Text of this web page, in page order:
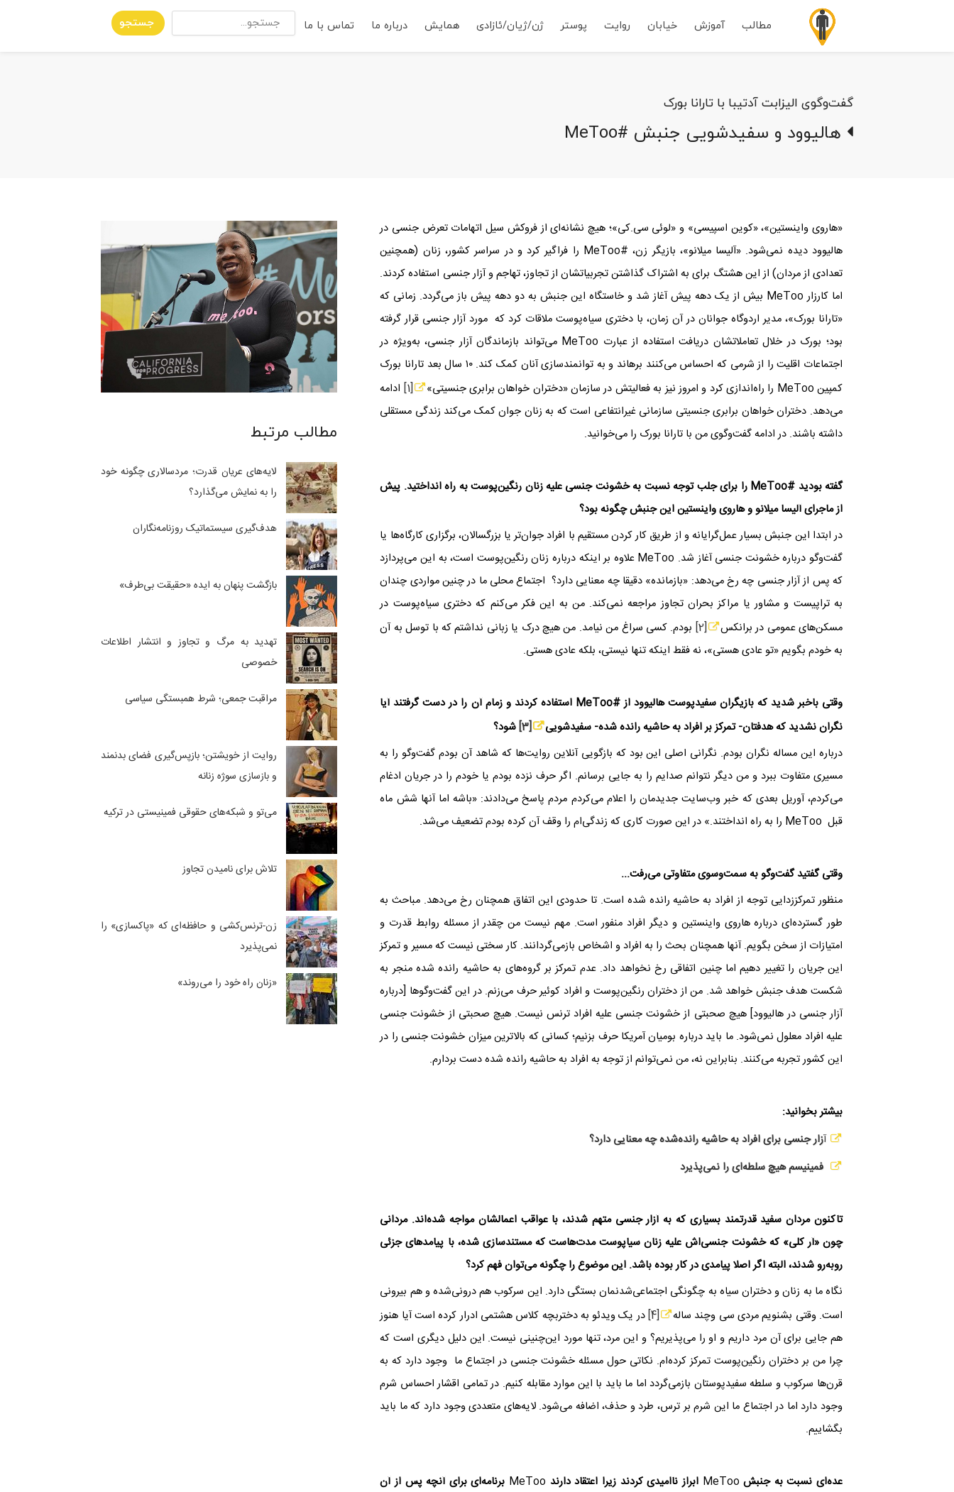
مطالب آموزش خیابان روایت پوستر ژن/ژیان/ئازادی همایش درباره ما تماس با ما جستجو
گفت‌وگوی الیزابت آدتیبا با تارانا بورک
هالیوود و سفیدشویی جنبش #MeToo
«هاروی واینستین»، «کوین اسپیسی» و «لوئی سی.کی»؛ هیچ نشانه‌ای از فروکش سیل اتهامات تعرض جنسی در
هالیوود دیده نمی‌شود. «آلیسا میلانو»، بازیگر زن، #
MeToo را فراگیر کرد و در سراسر کشور، زنان (همچنین
تعدادی از مردان) از این هشتگ برای به ‌اشتراک‌ گذاشتن تجربیاتشان از تجاوز، تهاجم و آزار جنسی استفاده کردند.
اما کارزار MeToo بیش از یک دهه پیش آغاز شد و خاستگاه این جنبش به دو دهه پیش باز می‌گردد. زمانی که
«تارانا بورک»، مدیر اردوگاه جوانان در آن زمان، با دختری سیاه‌پوست ملاقات کرد که مورد آزار جنسی قرار گرفته
بود؛ بورک در خلال تعاملاتشان دریافت استفاده از عبارت MeToo می‌تواند بازماندگان آزار جنسی، به‌ویژه در
اجتماعات اقلیت را از شرمی که احساس می‌کنند برهاند و به توانمندسازی آنان کمک کند. ۱۰ سال بعد تارانا بورک
کمپین MeToo را راه‌‌اندازی کرد و امروز نیز به فعالیتش در سازمان «دختران خواهان برابری جنسیتی» [1] ادامه
می‌دهد. دختران خواهان برابری جنسیتی سازمانی غیرانتفاعی است که به زنان جوان کمک می‌کند زندگی مستقلی
داشته باشند. در ادامه گفت‌وگوی من با تارانا بورک را می‌خوانید.
گفته بودید MeToo# را برای جلب توجه نسبت به خشونت جنسی علیه زنان رنگین‌پوست به راه انداختید. پیش
از ماجرای آلیسا میلانو و هاروی واینستین این جنبش چگونه بود؟
در ابتدا این جنبش بسیار عمل‌گرایانه و از طریق کار کردن مستقیم با افراد جوان‌تر یا بزرگسالان، برگزاری کارگاه‌ها یا
گفت‌وگو درباره خشونت جنسی آغاز شد. MeToo علاوه بر اینکه درباره زنان رنگین‌پوست است، به این می‌پردازد
که پس از آزار جنسی چه رخ می‌دهد: «بازمانده» دقیقا چه معنایی دارد؟ اجتماع محلی ما در چنین مواردی چندان
به تراپیست و مشاور یا مراکز بحران تجاوز مراجعه نمی‌کند. من به این فکر می‌کنم که دختری سیاه‌پوست در
مسکن‌های عمومی در برانکس
[2] بودم. کسی سراغ من نیامد. من هیچ درک یا زبانی نداشتم که با توسل به آن
به خودم بگویم «تو عادی هستی»، نه فقط اینکه تنها نیستی، بلکه عادی هستی.
وقتی باخبر شدید که بازیگران سفیدپوست هالیوود از #MeToo استفاده کردند و زمام آن را در دست گرفتند آیا
نگران نشدید که هدفتان- تمرکز بر افراد به حاشیه رانده شده- سفیدشویی
[3]شود؟
درباره این مساله نگران بودم. نگرانی اصلی این بود که بازگویی آنلاین‌ روایت‌ها که شاهد آن بودم گفت‌وگو را به
مسیری متفاوت ببرد و من دیگر نتوانم صدایم را به جایی برسانم. اگر حرف نزده بودم یا خودم را در جریان ادغام
می‌کردم، آوریل بعدی که خبر وب‌سایت جدیدمان را اعلام می‌کردم مردم پاسخ می‌دادند: «باشه اما آنها شش ماه
قبل MeToo را به راه انداختند.» در این صورت کاری که زندگی‌ام را وقف آن کرده بودم تضعیف می‌شد.
وقتی گفتید گفت‌وگو به سمت‌وسوی متفاوتی می‌رفت...
منظور تمرکززدایی توجه از افراد به حاشیه رانده شده است. تا حدودی این اتفاق همچنان رخ می‌دهد. مباحث به
طور گسترده‌ای درباره هاروی واینستین و دیگر افراد منفور است. مهم نیست من چقدر از مسئله روابط قدرت و
امتیازات از سخن بگویم. آنها همچنان بحث را به افراد و اشخاص بازمی‌گردانند. کار سختی نیست که مسیر و تمرکز
این جریان را تغییر دهیم اما چنین اتفاقی رخ نخواهد داد. عدم تمرکز بر گروه‌های به ‌حاشیه‌ رانده ‌شده منجر به
شکست هدف جنبش خواهد شد. من از دختران رنگین‌پوست و افراد کوئیر حرف می‌زنم. در این گفت‌وگوها ]درباره
آزار جنسی در هالیوود[ هیچ صحبتی از خشونت جنسی علیه افراد ترنس نیست. هیچ صحبتی از خشونت جنسی
علیه افراد معلول نمی‌شود. ما باید درباره بومیان آمریکا حرف بزنیم؛ کسانی که بالاترین میزان خشونت جنسی را در
این کشور تجربه می‌کنند. بنابراین نه، من نمی‌توانم از توجه به افراد به حاشیه رانده شده دست بردارم.
بیشتر بخوانید:
آزار جنسی برای افراد به حاشیه رانده‌شده چه معنایی دارد؟
فمینیسم هیچ سلطه‌ای را نمی‌پذیرد
تاکنون مردان سفید قدرتمند بسیاری که به آزار جنسی متهم شدند، با عواقب اعمالشان مواجه شد‌ه‌اند. مردانی
چون «آر کلی» که خشونت جنسی‌اش علیه زنان سیا‌پوست مدت‌هاست که مستندسازی شده، با پیامدهای جزئی
روبه‌رو شدند، البته اگر اصلا پیامدی در کار بوده باشد. این موضوع را چگونه می‌توان فهم کرد؟
نگاه ما به زنان و دختران سیاه به چگونگی اجتماعی‌شدنمان بستگی دارد. این سرکوب هم درونی‌شده و هم بیرونی
است. وقتی بشنویم مردی سی ‌وچند ساله
[4]در یک ویدئو به دختربچه کلاس هشتمی ادرار کرده است آیا هنوز
هم جایی برای آن مرد داریم و او را می‌پذیریم؟ و این مرد، تنها مورد این‌چنینی نیست. این دلیل دیگری است که
چرا من بر دختران رنگین‌پوست تمرکز کرده‌ام. نکاتی حول مسئله خشونت جنسی در اجتماع ما وجود دارد که به
قرن‌ها سرکوب و سلطه سفیدپوستان بازمی‌گردد اما ما باید با این موارد مقابله کنیم. در تمامی اقشار احساس شرم
وجود دارد اما در اجتماع ما این شرم بر ترس، طرد و حذف، اضافه می‌شود. لایه‌های متعددی وجود دارد که ما باید
بگشاییم.
عده‌ای نسبت به جنبش MeToo ابراز ناامیدی کردند زیرا اعتقاد دارند MeToo برنامه‌ای برای آنچه پس از آن
مطالب مرتبط
لایه‌های عریان قدرت؛ مردسالاری چگونه خود
را به نمایش می‌گذارد؟
هدف‌گیری سیستماتیک روزنامه‌نگاران
بازگشت پنهان به ایده «حقیقت بی‌طرف»
تهدید به مرگ و تجاوز و انتشار اطلاعات
خصوصی
مراقبت جمعی؛ شرط همبستگی سیاسی
روایت از خویشتن؛ بازپس‌گیری فضای بدنمند
و بازسازی سوژه زنانه
می‌تو و شبکه‌های حقوقی فمینیستی در ترکیه
تلاش برای نامیدن تجاوز
زن-ترنس‌کشی و حافظه‌ای که «پاکسازی» را
نمی‌پذیرد
«زنان راه خود را می‌روند»